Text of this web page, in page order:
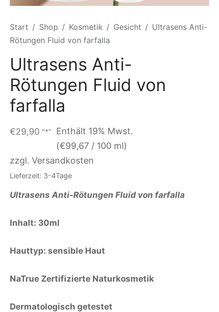
Start / Shop / Kosmetik / Gesicht / Ultrasens Anti-
Rötungen Fluid von farfalla
Ultrasens Anti-
Rötungen Fluid von
farfalla
€29,90 "*"
Enthält 19% Mwst.
(€99,67 / 100 ml)
zzgl. Versandkosten
Lieferzeit: 3-4Tage
Ultrasens Anti-Rötungen Fluid von farfalla
Inhalt: 30ml
Hauttyp: sensible Haut
NaTrue Zertifizierte Naturkosmetik
Dermatologisch getestet